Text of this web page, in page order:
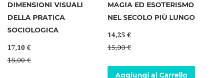
DIMENSIONI VISUALI
DELLA PRATICA
SOCIOLOGICA
17,10 €
18,00 €
MAGIA ED ESOTERISMO
NEL SECOLO PIÙ LUNGO
14,25 €
15,00 €
Aggiungi al Carrello